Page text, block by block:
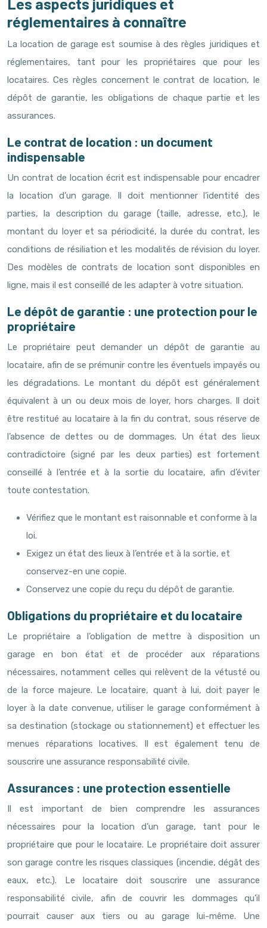
Les aspects juridiques et
réglementaires à connaître
La location de garage est soumise à des règles juridiques et
réglementaires, tant pour les propriétaires que pour les
locataires. Ces règles concernent le contrat de location, le
dépôt de garantie, les obligations de chaque partie et les
assurances.
Le contrat de location : un document
indispensable
Un contrat de location écrit est indispensable pour encadrer
la location d’un garage. Il doit mentionner l’identité des
parties, la description du garage (taille, adresse, etc.), le
montant du loyer et sa périodicité, la durée du contrat, les
conditions de résiliation et les modalités de révision du loyer.
Des modèles de contrats de location sont disponibles en
ligne, mais il est conseillé de les adapter à votre situation.
Le dépôt de garantie : une protection pour le
propriétaire
Le propriétaire peut demander un dépôt de garantie au
locataire, afin de se prémunir contre les éventuels impayés ou
les dégradations. Le montant du dépôt est généralement
équivalent à un ou deux mois de loyer, hors charges. Il doit
être restitué au locataire à la fin du contrat, sous réserve de
l’absence de dettes ou de dommages. Un état des lieux
contradictoire (signé par les deux parties) est fortement
conseillé à l’entrée et à la sortie du locataire, afin d’éviter
toute contestation.
Vérifiez que le montant est raisonnable et conforme à la
loi.
Exigez un état des lieux à l’entrée et à la sortie, et
conservez-en une copie.
Conservez une copie du reçu du dépôt de garantie.
Obligations du propriétaire et du locataire
Le propriétaire a l’obligation de mettre à disposition un
garage en bon état et de procéder aux réparations
nécessaires, notamment celles qui relèvent de la vétusté ou
de la force majeure. Le locataire, quant à lui, doit payer le
loyer à la date convenue, utiliser le garage conformément à
sa destination (stockage ou stationnement) et effectuer les
menues réparations locatives. Il est également tenu de
souscrire une assurance responsabilité civile.
Assurances : une protection essentielle
Il est important de bien comprendre les assurances
nécessaires pour la location d’un garage, tant pour le
propriétaire que pour le locataire. Le propriétaire doit assurer
son garage contre les risques classiques (incendie, dégât des
eaux, etc.). Le locataire doit souscrire une assurance
responsabilité civile, afin de couvrir les dommages qu’il
pourrait causer aux tiers ou au garage lui-même. Une